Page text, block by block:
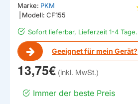
Sofort lieferbar, Lieferzeit 1-4 Tage.
Geeignet für mein Gerät?
Marke: PKM
Modell: CF155
13,75€
Immer der beste Preis